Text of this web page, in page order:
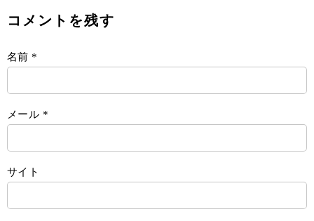
コメントを残す
名前 *
メール *
サイト